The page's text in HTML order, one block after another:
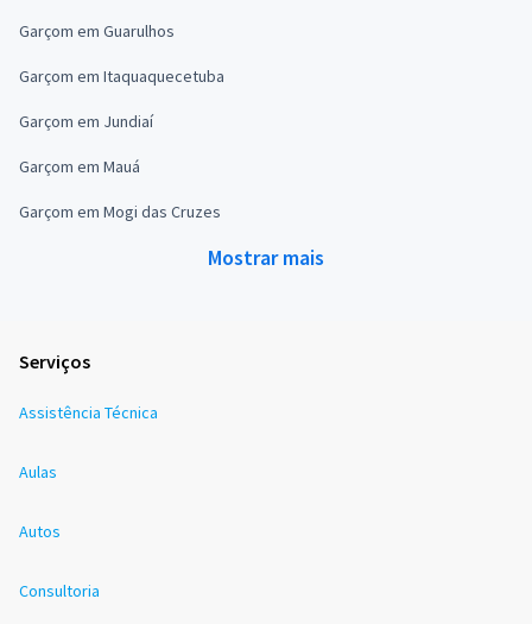
Garçom em Guarulhos
Garçom em Itaquaquecetuba
Garçom em Jundiaí
Garçom em Mauá
Garçom em Mogi das Cruzes
Mostrar mais
Serviços
Assistência Técnica
Aulas
Autos
Consultoria